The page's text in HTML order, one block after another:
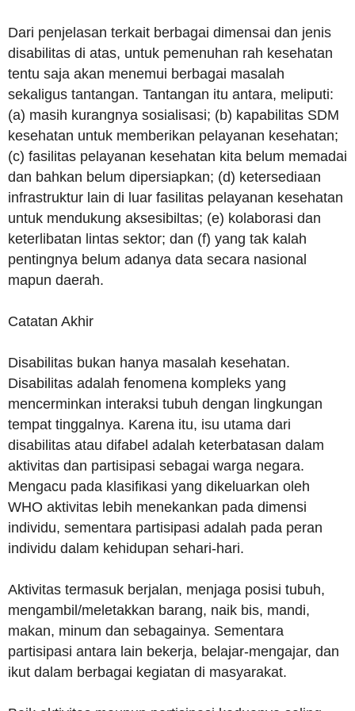
Dari penjelasan terkait berbagai dimensai dan jenis
disabilitas di atas, untuk pemenuhan rah kesehatan
tentu saja akan menemui berbagai masalah
sekaligus tantangan. Tantangan itu antara, meliputi:
(a) masih kurangnya sosialisasi; (b) kapabilitas SDM
kesehatan untuk memberikan pelayanan kesehatan;
(c) fasilitas pelayanan kesehatan kita belum memadai
dan bahkan belum dipersiapkan; (d) ketersediaan
infrastruktur lain di luar fasilitas pelayanan kesehatan
untuk mendukung aksesibiltas; (e) kolaborasi dan
keterlibatan lintas sektor; dan (f) yang tak kalah
pentingnya belum adanya data secara nasional
mapun daerah.
Catatan Akhir
Disabilitas bukan hanya masalah kesehatan.
Disabilitas adalah fenomena kompleks yang
mencerminkan interaksi tubuh dengan lingkungan
tempat tinggalnya. Karena itu, isu utama dari
disabilitas atau difabel adalah keterbatasan dalam
aktivitas dan partisipasi sebagai warga negara.
Mengacu pada klasifikasi yang dikeluarkan oleh
WHO aktivitas lebih menekankan pada dimensi
individu, sementara partisipasi adalah pada peran
individu dalam kehidupan sehari-hari.
Aktivitas termasuk berjalan, menjaga posisi tubuh,
mengambil/meletakkan barang, naik bis, mandi,
makan, minum dan sebagainya. Sementara
partisipasi antara lain bekerja, belajar-mengajar, dan
ikut dalam berbagai kegiatan di masyarakat.